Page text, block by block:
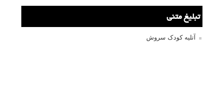
تبلیغ متنی
آتلیه کودک سروش